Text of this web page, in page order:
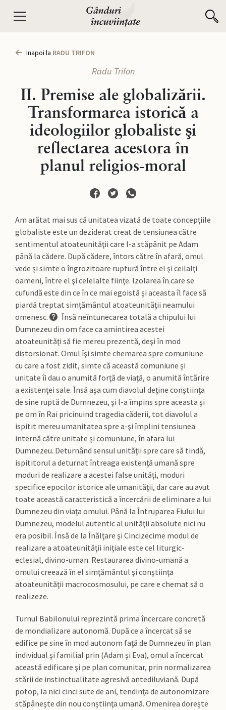
Inapoi la RADU TRIFON
Radu Trifon
II. Premise ale globalizării.
Transformarea istorică a
ideologiilor globaliste şi
reflectarea acestora în
planul religios-moral
Am arătat mai sus că unitatea vizată de toate concepţiile
globaliste este un deziderat creat de tensiunea către
sentimentul atoateunităţii care l-a stăpânit pe Adam
până la cădere. După cădere, întors către în afară, omul
vede şi simte o îngrozitoare ruptură între el şi ceilalţi
oameni, între el şi celelalte fiinţe. Izolarea în care se
cufundă este din ce în ce mai egoistă şi aceasta îl face să
piardă treptat simţământul atoateunităţii neamului
omenesc.
Însă neîntunecarea totală a chipului lui
Dumnezeu din om face ca amintirea acestei
atoateunităţi să fie mereu prezentă, deşi în mod
distorsionat. Omul îşi simte chemarea spre comuniune
cu care a fost zidit, simte că această comuniune şi
unitate îi dau o anumită forţă de viaţă, o anumită întărire
a existenţei sale. Însă aşa cum diavolul deţine conştiinţa
de sine ruptă de Dumnezeu, şi l-a împins spre aceasta şi
pe om în Rai pricinuind tragedia căderii, tot diavolul a
ispitit mereu umanitatea spre a-şi împlini tensiunea
internă către unitate şi comuniune, în afara lui
Dumnezeu. Deturnând sensul unităţii spre care să tindă,
ispititorul a deturnat întreaga existenţă umană spre
moduri de realizare a acestei false unităţi, moduri
specifice epocilor istorice ale umanităţii, dar care au avut
toate această caracteristică a încercării de eliminare a lui
Dumnezeu din viaţa omului. Până la Întruparea Fiului lui
Dumnezeu, modelul autentic al unităţii absolute nici nu
era posibil. Însă de la Înălţare şi Cincizecime modul de
realizare a atoateunităţii iniţiale este cel liturgic-
eclesial, divino-uman. Restaurarea divino-umană a
omului creează în el simţământul şi conştiinţa
atoateunităţii macrocosmosului, pe care e chemat să o
realizeze.
Turnul Babilonului reprezintă prima încercare concretă
de mondializare autonomă. După ce a încercat să se
edifice pe sine în mod autonom faţă de Dumnezeu în plan
individual şi familial prin (Adam şi Eva), omul a încercat
această edificare şi pe plan comunitar, prin normalizarea
stării de instinctualitate agresivă antediluviană. După
potop, la nici cinci sute de ani, tendinţa de autonomizare
stăpâneşte din nou conştiinţa umană. Omenirea doreşte